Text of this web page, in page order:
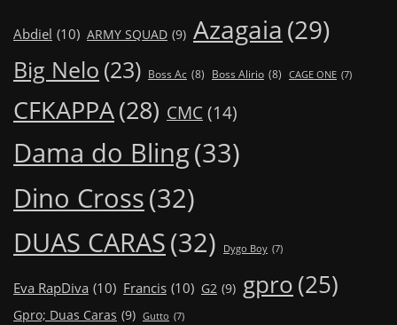
Abdiel (10) ARMY SQUAD (9) Azagaia (29)
Big Nelo (23) Boss Ac (8) Boss Alirio (8) CAGE ONE (7)
CFKAPPA(28) CMC (14)
Dama do Bling(33)
Dino Cross(32)
DUAS CARAS(32) Dygo Boy (7)
Eva RapDiva (10) Francis (10) G2 (9) gpro(25)
Gpro; Duas Caras (9) Gutto (7)